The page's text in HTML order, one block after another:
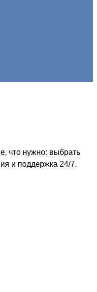
что нужно: выбрать
и поддержка 24/7.